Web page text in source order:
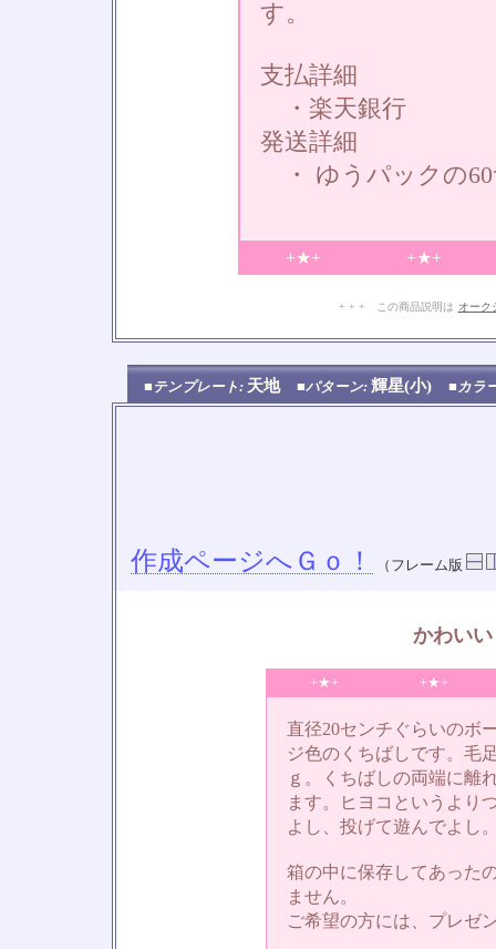
す。
支払詳細
・楽天銀行
発送詳細
・ ゆうパックの
+★+ +★+
+ + + この商品説明は オーク
■テンプレート: 天地 ■パターン: 輝星(小) ■カラ
作成ページへＧｏ！ （フレーム版
かわい
+★+ +★+
直径20センチぐらいのボ
ジ色のくちばしです。毛
ｇ。くちばしの両端に離
ます。ヒヨコというより
よし、投げて遊んでよし
箱の中に保存してあった
ません。
ご希望の方には、プレゼ